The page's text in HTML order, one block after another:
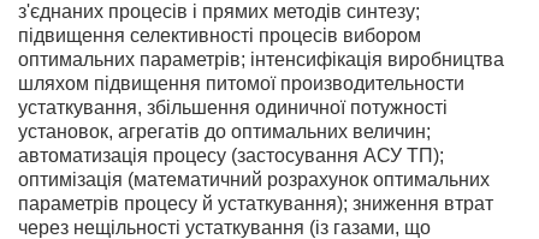
з'єднаних процесів і прямих методів синтезу;
підвищення селективності процесів вибором
оптимальних параметрів; інтенсифікація виробництва
шляхом підвищення питомої производительности
устаткування, збільшення одиничної потужності
установок, агрегатів до оптимальних величин;
автоматизація процесу (застосування АСУ ТП);
оптимізація (математичний розрахунок оптимальних
параметрів процесу й устаткування); зниження втрат
через нещільності устаткування (із газами, що